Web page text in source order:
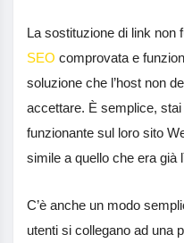
La sostituzione di link non
SEO comprovata e
soluzione che l’host non
accettare. È semplice,
funzionante sul loro sito
simile a quello che era già
C’è anche un modo
utenti si collegano ad una